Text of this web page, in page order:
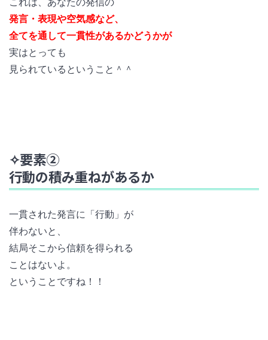
これは、あなたの発信の
発言・表現や空気感など、
全てを通して一貫性があるかどうかが
実はとっても
見られているということ＾＾
✧要素②
行動の積み重ねがあるか
一貫された発言に「行動」が
伴わないと、
結局そこから信頼を得られる
ことはないよ。
ということですね！！